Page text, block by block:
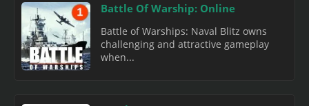
Battle Of Warship: Online
Battle of Warships: Naval Blitz owns
challenging and attractive gameplay
when...